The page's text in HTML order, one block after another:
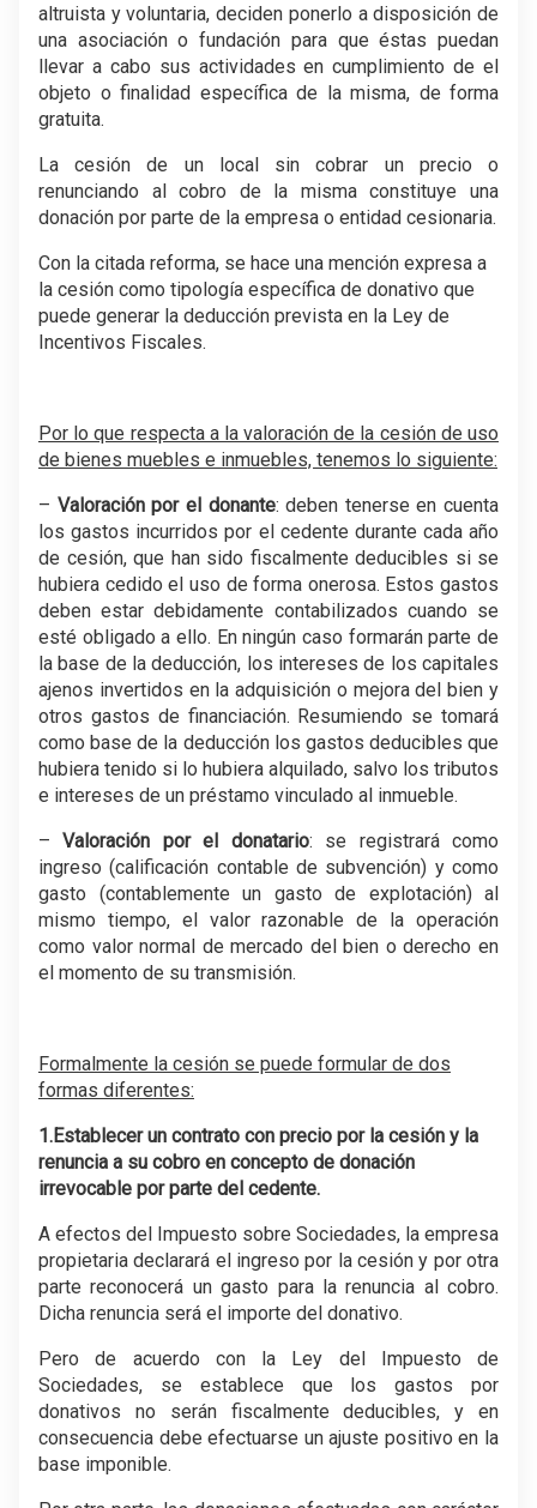
altruista y voluntaria, deciden ponerlo a disposición de
una asociación o fundación para que éstas puedan
llevar a cabo sus actividades en cumplimiento de el
objeto o finalidad específica de la misma, de forma
gratuita.
La cesión de un local sin cobrar un precio o
renunciando al cobro de la misma constituye una
donación por parte de la empresa o entidad cesionaria.
Con la citada reforma, se hace una mención expresa a
la cesión como tipología específica de donativo que
puede generar la deducción prevista en la Ley de
Incentivos Fiscales.
Por lo que respecta a la valoración de la cesión de uso
de bienes muebles e inmuebles, tenemos lo siguiente:
– Valoración por el donante: deben tenerse en cuenta
los gastos incurridos por el cedente durante cada año
de cesión, que han sido fiscalmente deducibles si se
hubiera cedido el uso de forma onerosa. Estos gastos
deben estar debidamente contabilizados cuando se
esté obligado a ello. En ningún caso formarán parte de
la base de la deducción, los intereses de los capitales
ajenos invertidos en la adquisición o mejora del bien y
otros gastos de financiación. Resumiendo se tomará
como base de la deducción los gastos deducibles que
hubiera tenido si lo hubiera alquilado, salvo los tributos
e intereses de un préstamo vinculado al inmueble.
–Valoración por el donatario: se registrará como
ingreso (calificación contable de subvención) y como
gasto (contablemente un gasto de explotación) al
mismo tiempo, el valor razonable de la operación
como valor normal de mercado del bien o derecho en
el momento de su transmisión.
Formalmente la cesión se puede formular de dos
formas diferentes:
1.Establecer un contrato con precio por la cesión y la
renuncia a su cobro en concepto de donación
irrevocable por parte del cedente.
A efectos del Impuesto sobre Sociedades, la empresa
propietaria declarará el ingreso por la cesión y por otra
parte reconocerá un gasto para la renuncia al cobro.
Dicha renuncia será el importe del donativo.
Pero de acuerdo con la Ley del Impuesto de
Sociedades, se establece que los gastos por
donativos no serán fiscalmente deducibles, y en
consecuencia debe efectuarse un ajuste positivo en la
base imponible.